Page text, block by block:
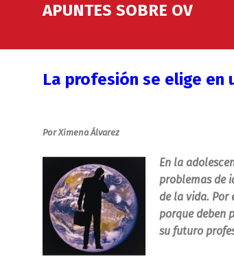
APUNTES SOBRE OV
La profesión se elige en
Por Ximena Álvarez
En la
problemas de
de la vida. Por
porque deben
su futuro